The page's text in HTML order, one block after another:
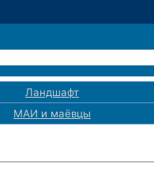
Ландшафт
МАИ и маёвцы